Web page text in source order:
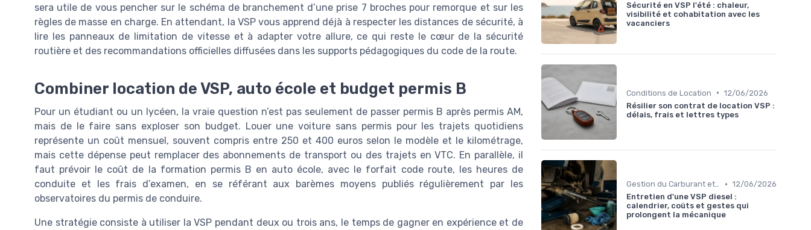
sera utile de vous pencher sur le schéma de branchement d’une prise 7 broches pour remorque et sur les
règles de masse en charge. En attendant, la VSP vous apprend déjà à respecter les distances de sécurité, à
lire les panneaux de limitation de vitesse et à adapter votre allure, ce qui reste le cœur de la sécurité
routière et des recommandations officielles diffusées dans les supports pédagogiques du code de la route.
Combiner location de VSP, auto école et budget permis B
Pour un étudiant ou un lycéen, la vraie question n’est pas seulement de passer permis B après permis AM,
mais de le faire sans exploser son budget. Louer une voiture sans permis pour les trajets quotidiens
représente un coût mensuel, souvent compris entre 250 et 400 euros selon le modèle et le kilométrage,
mais cette dépense peut remplacer des abonnements de transport ou des trajets en VTC. En parallèle, il
faut prévoir le coût de la formation permis B en auto école, avec le forfait code route, les heures de
conduite et les frais d’examen, en se référant aux barèmes moyens publiés régulièrement par les
observatoires du permis de conduire.
Une stratégie consiste à utiliser la VSP pendant deux ou trois ans, le temps de gagner en expérience et de
Sécurité en VSP l'été : chaleur,
visibilité et cohabitation avec les
vacanciers
Conditions de Location • 12/06/2026
Résilier son contrat de location VSP :
délais, frais et lettres types
Gestion du Carburant et Entretien • 12/06/2026
Entretien d'une VSP diesel :
calendrier, coûts et gestes qui
prolongent la mécanique